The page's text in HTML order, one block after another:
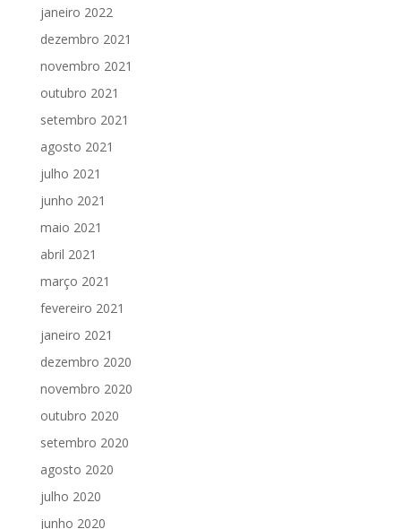
janeiro 2022
dezembro 2021
novembro 2021
outubro 2021
setembro 2021
agosto 2021
julho 2021
junho 2021
maio 2021
abril 2021
março 2021
fevereiro 2021
janeiro 2021
dezembro 2020
novembro 2020
outubro 2020
setembro 2020
agosto 2020
julho 2020
junho 2020